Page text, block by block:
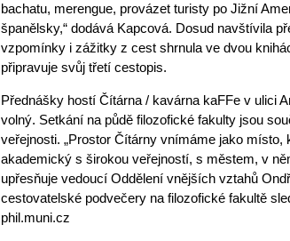
bachatu, merengue, provázet turisty po Jižní
španělsky,“ dodává Kapcová. Dosud navštívila
vzpomínky i zážitky z cest shrnula ve dvou
připravuje svůj třetí cestopis.
Přednášky hostí Čítárna / kavárna kaFFe v ulici
volný. Setkání na půdě filozofické fakulty jsou
veřejnosti. „Prostor Čítárny vnímáme jako
akademický s širokou veřejností, s městem, v
upřesňuje vedoucí Oddělení vnějších vztahů
cestovatelské podvečery na filozofické fakultě
phil.muni.cz